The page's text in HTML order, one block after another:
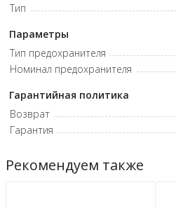
Тип
Параметры
Тип предохранителя
Номинал предохранителя
Гарантийная политика
Возврат
Гарантия
Рекомендуем также